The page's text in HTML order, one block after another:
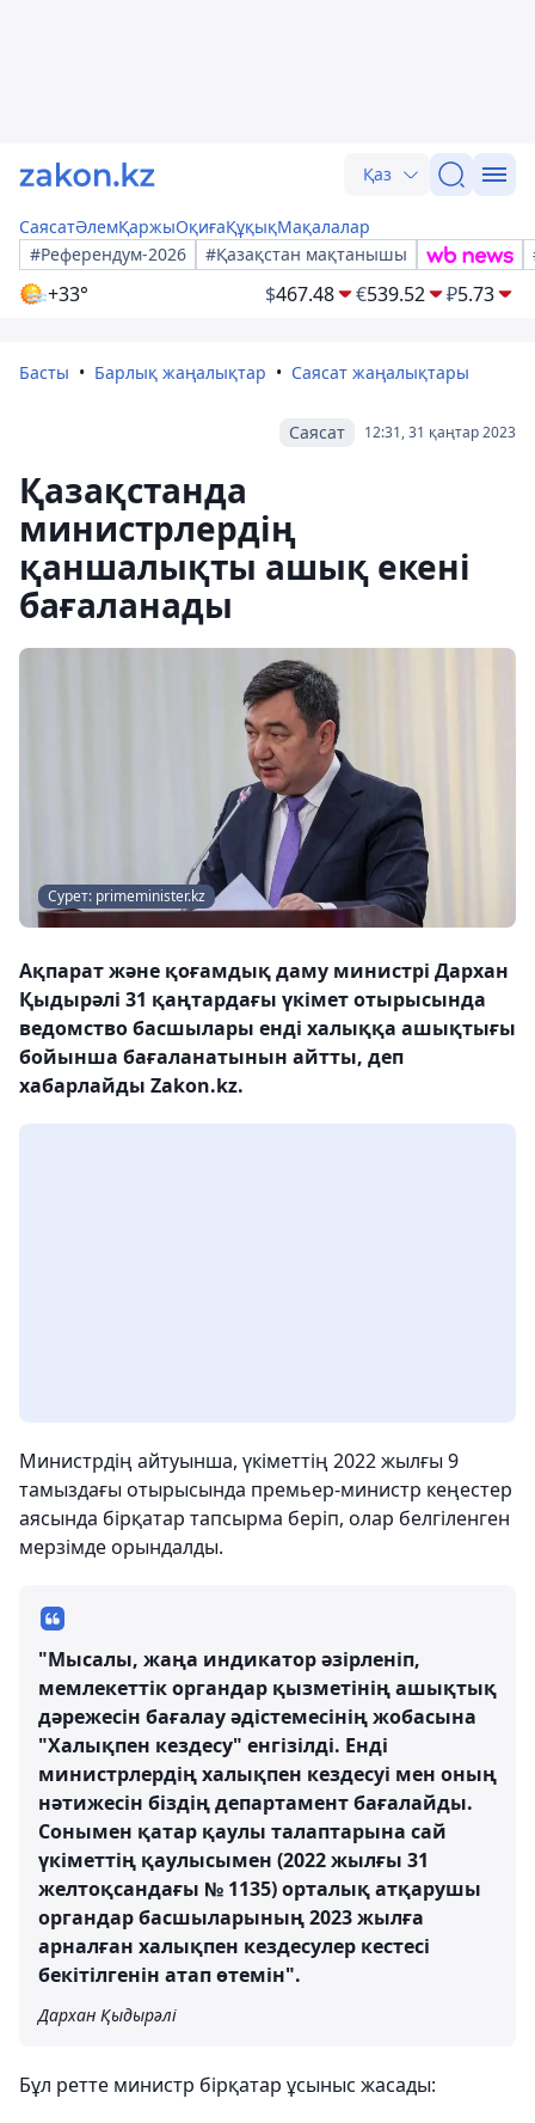
Қаз
СаясатӘлемҚаржыОқиғаҚұқықМақалалар
#Референдум-2026
#Қазақстан мақтанышы
+33° $467.48 €539.52 ₽5.73
Басты Барлық жаңалықтар Саясат жаңалықтары
12:31, 31 қаңтар 2023
Саясат
Қазақстанда
министрлердің
қаншалықты ашық екені
бағаланады
Сурет: primeminister.kz
Ақпарат және қоғамдық даму министрі Дархан
Қыдырәлі 31 қаңтардағы үкімет отырысында
ведомство басшылары енді халыққа ашықтығы
бойынша бағаланатынын айтты, деп
хабарлайды Zakon.kz.
Министрдің айтуынша, үкіметтің 2022 жылғы 9
тамыздағы отырысында премьер-министр кеңестер
аясында бірқатар тапсырма беріп, олар белгіленген
мерзімде орындалды.
"Мысалы, жаңа индикатор әзірленіп,
мемлекеттік органдар қызметінің ашықтық
дәрежесін бағалау әдістемесінің жобасына
"Халықпен кездесу" енгізілді. Енді
министрлердің халықпен кездесуі мен оның
нәтижесін біздің департамент бағалайды.
Сонымен қатар қаулы талаптарына сай
үкіметтің қаулысымен (2022 жылғы 31
желтоқсандағы № 1135) орталық атқарушы
органдар басшыларының 2023 жылға
арналған халықпен кездесулер кестесі
бекітілгенін атап өтемін".
Дархан Қыдырәлі
Бұл ретте министр бірқатар ұсыныс жасады: